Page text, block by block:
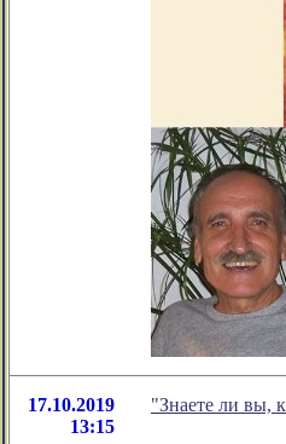
17.10.2019
13:15
"Знаете ли вы,